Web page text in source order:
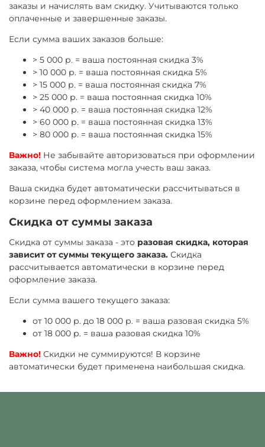
заказы и начислять вам скидку. Учитываются только
оплаченные и завершенные заказы.
Если сумма ваших заказов больше:
> 5 000 р. = ваша постоянная скидка 3%
> 10 000 р. = ваша постоянная скидка 5%
> 15 000 р. = ваша постоянная скидка 7%
> 25 000 р. = ваша постоянная скидка 10%
> 40 000 р. = ваша постоянная скидка 12%
> 60 000 р. = ваша постоянная скидка 13%
> 80 000 р. = ваша постоянная скидка 15%
Важно! Не забывайте авторизоваться при оформлении
заказа, чтобы система могла учесть ваш заказ.
Ваша скидка будет автоматически рассчитываться в
корзине перед оформлением заказа.
Скидка от суммы заказа
Скидка от суммы заказа - это разовая скидка, которая
зависит от суммы текущего заказа. Скидка
рассчитывается автоматически в корзине перед
оформление заказа.
Если сумма вашего текущего заказа:
от 10 000 р. до 18 000 р. = ваша разовая скидка 5%
от 18 000 р. = ваша разовая скидка 10%
Важно! Скидки не суммируются! В корзине
автоматически будет применена наибольшая скидка.